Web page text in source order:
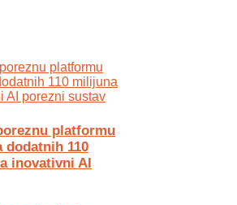
platformu
dodatnih 110
inovativni AI